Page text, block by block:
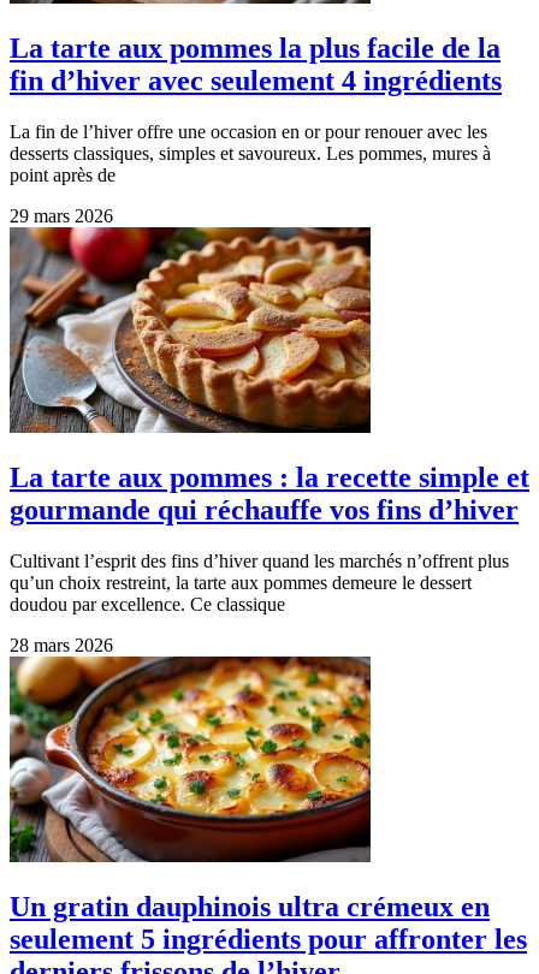
La tarte aux pommes la plus facile de la
fin d’hiver avec seulement 4 ingrédients
La fin de l’hiver offre une occasion en or pour renouer avec les
desserts classiques, simples et savoureux. Les pommes, mures à
point après de
29 mars 2026
La tarte aux pommes : la recette simple et
gourmande qui réchauffe vos fins d’hiver
Cultivant l’esprit des fins d’hiver quand les marchés n’offrent plus
qu’un choix restreint, la tarte aux pommes demeure le dessert
doudou par excellence. Ce classique
28 mars 2026
Un gratin dauphinois ultra crémeux en
seulement 5 ingrédients pour affronter les